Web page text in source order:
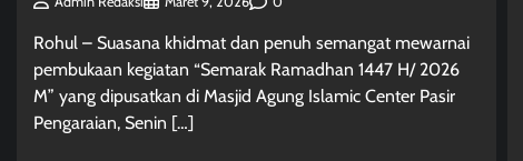
Rohul – Suasana khidmat dan penuh semangat mewarnai
pembukaan kegiatan “Semarak Ramadhan 1447 H/ 2026
M” yang dipusatkan di Masjid Agung Islamic Center Pasir
Pengaraian, Senin […]